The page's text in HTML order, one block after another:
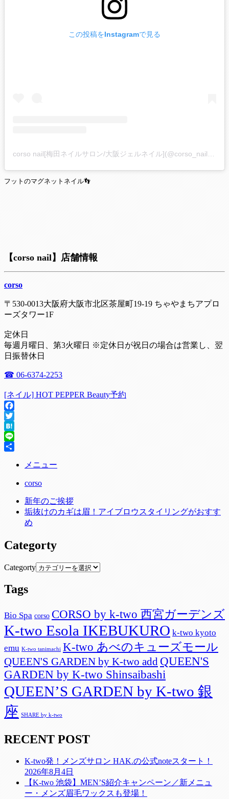
この投稿をInstagramで見る
フットのマグネットネイル👣
【corso nail】店舗情報
corso
〒530-0013大阪府大阪市北区茶屋町19-19 ちゃやまちアプロ
ーズタワー1F
定休日
毎週月曜日、第3火曜日 ※定休日が祝日の場合は営業し、翌
日振替休日
☎ 06-6374-2253
[ネイル] HOT PEPPER Beauty予約
Facebook
Twitter
Hatena
Line
メニュー
corso
新年のご挨拶
垢抜けのカギは眉！アイブロウスタイリングがおすす
め
Categorty
Categorty
Tags
Bio Spa corso CORSO by k-two 西宮ガーデンズ
K-two Esola IKEBUKURO k-two kyoto
emu K-two tanimachi K-two あべのキューズモール
QUEEN'S GARDEN by K-two add QUEEN'S
GARDEN by K-two Shinsaibashi
QUEEN’S GARDEN by K-two 銀
座 SHARE by k-two
RECENT POST
K-two発！メンズサロン HAK.の公式noteスタート！
2026年8月4日
【K-two 池袋】MEN’S紹介キャンペーン／新メニュ
ー・メンズ眉毛ワックスも登場！